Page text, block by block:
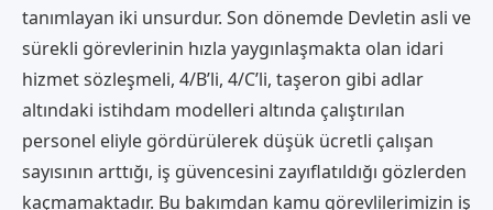
tanımlayan iki unsurdur. Son dönemde Devletin asli ve
sürekli görevlerinin hızla yaygınlaşmakta olan idari
hizmet sözleşmeli, 4/B’li, 4/C’li, taşeron gibi adlar
altındaki istihdam modelleri altında çalıştırılan
personel eliyle gördürülerek düşük ücretli çalışan
sayısının arttığı, iş güvencesini zayıflatıldığı gözlerden
kaçmamaktadır. Bu bakımdan kamu görevlilerimizin iş